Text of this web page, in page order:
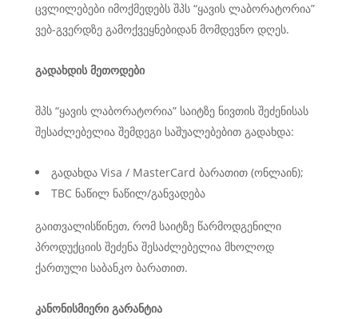
ცვლილებები იმოქმედებს შპს “ყავის ლაბორატორია”
ვებ-გვერდზე გამოქვეყნებიდან მომდევნო დღეს.
გადახდის მეთოდები
შპს “ყავის ლაბორატორია” საიტზე ნივთის შეძენისას
შესაძლებელია შემდეგი საშუალებებით გადახდა:
გადახდა Visa / MasterCard ბარათით (ონლაინ);
TBC ნაწილ ნაწილ/განვადება
გაითვალისწინეთ, რომ საიტზე წარმოდგენილი
პროდუქციის შეძენა შესაძლებელია მხოლოდ
ქართული საბანკო ბარათით.
კანონისმიერი გარანტია